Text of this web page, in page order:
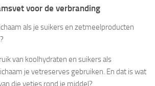
voor de verbranding
als je suikers en zetmeelproducten
van koolhydraten en suikers als
je vetreserves gebruiken. En dat is wat
die vetjes rond je middel?